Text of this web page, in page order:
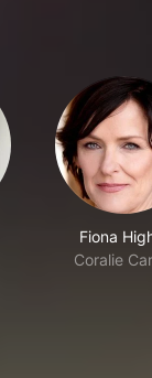
Fiona
Coralie